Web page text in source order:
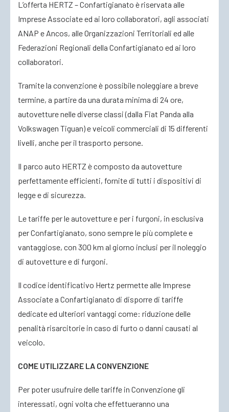
L’offerta HERTZ – Confartigianato è riservata alle
Imprese Associate ed ai loro collaboratori, agli associati
ANAP e Ancos, alle Organizzazioni Territoriali ed alle
Federazioni Regionali della Confartigianato ed ai loro
collaboratori.
Tramite la convenzione è possibile noleggiare a breve
termine, a partire da una durata minima di 24 ore,
autovetture nelle diverse classi (dalla Fiat Panda alla
Volkswagen Tiguan) e veicoli commerciali di 15 differenti
livelli, anche per il trasporto persone.
Il parco auto HERTZ è composto da autovetture
perfettamente efficienti, fornite di tutti i dispositivi di
legge e di sicurezza.
Le tariffe per le autovetture e per i furgoni, in esclusiva
per Confartigianato, sono sempre le più complete e
vantaggiose, con 300 km al giorno inclusi per il noleggio
di autovetture e di furgoni.
Il codice identificativo Hertz permette alle Imprese
Associate a Confartigianato di disporre di tariffe
dedicate ed ulteriori vantaggi come: riduzione delle
penalità risarcitorie in caso di furto o danni causati al
veicolo.
COME UTILIZZARE LA CONVENZIONE
Per poter usufruire delle tariffe in Convenzione gli
interessati, ogni volta che effettueranno una